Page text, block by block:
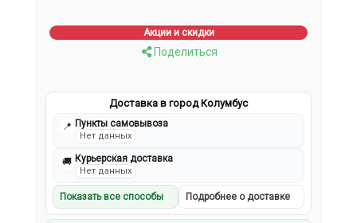
Акции и скидки
Поделиться
Доставка в город Колумбус
📍 Пункты самовывоза
Нет данных
🚚 Курьерская доставка
Нет данных
Показать все способы Подробнее о доставке